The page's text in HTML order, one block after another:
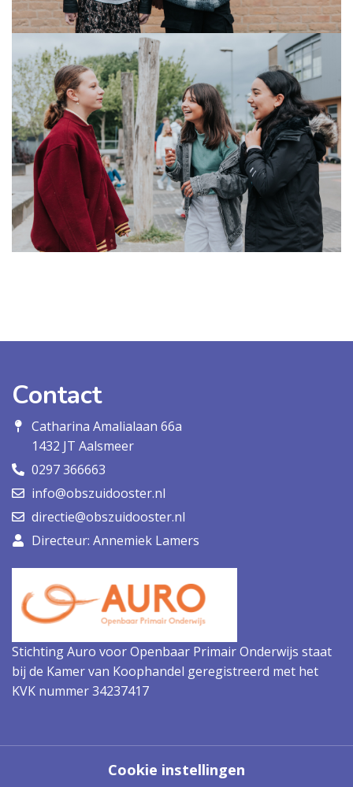
Contact
Catharina Amalialaan 66a
1432 JT Aalsmeer
0297 366663
info@obszuidooster.nl
directie@obszuidooster.nl
Directeur: Annemiek Lamers
Stichting Auro voor Openbaar Primair Onderwijs staat
bij de Kamer van Koophandel geregistreerd met het
KVK nummer 34237417
Cookie instellingen